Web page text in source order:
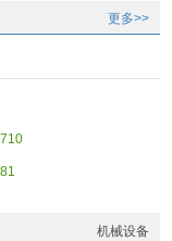
更多>>
机械设备